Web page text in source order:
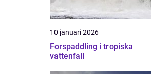
10 januari 2026
Forspaddling i tropiska
vattenfall